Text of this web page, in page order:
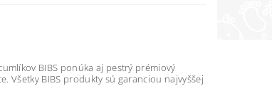
BIBS ponúka aj pestrý prémiový
Všetky BIBS produkty sú garanciou najvyššej